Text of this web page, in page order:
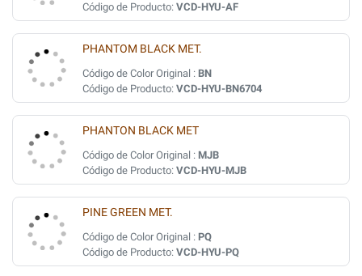
Código de Producto: VCD-HYU-AF
PHANTOM BLACK MET.
Código de Color Original : BN
Código de Producto: VCD-HYU-BN6704
PHANTON BLACK MET
Código de Color Original : MJB
Código de Producto: VCD-HYU-MJB
PINE GREEN MET.
Código de Color Original : PQ
Código de Producto: VCD-HYU-PQ